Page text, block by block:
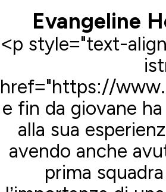
Evangeline
<p style="text-
href="https://
e fin da giovane
alla sua
avendo anche
prima